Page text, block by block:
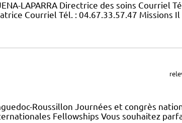
LAPARRA Directrice des soins Courriel
Courriel Tél. : 04.67.33.57.47 Missions
Roussillon Journées et congrès
Fellowships Vous souhaitez